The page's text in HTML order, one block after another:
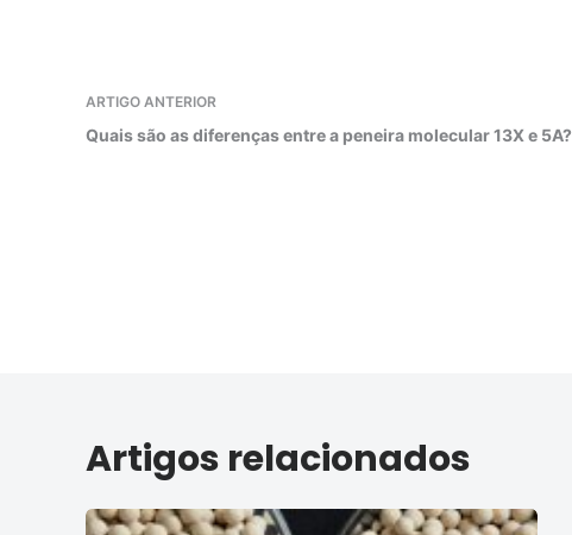
ARTIGO ANTERIOR
Quais são as diferenças entre a peneira molecular 13X e 5A?
Artigos relacionados